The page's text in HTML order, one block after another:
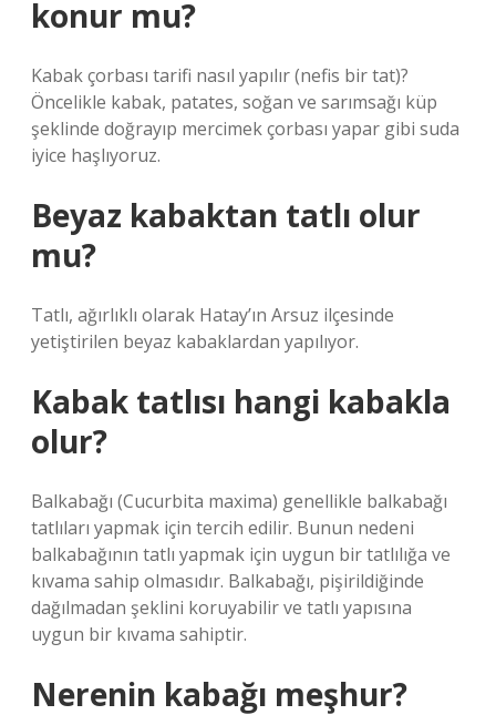
konur mu?
Kabak çorbası tarifi nasıl yapılır (nefis bir tat)?
Öncelikle kabak, patates, soğan ve sarımsağı küp
şeklinde doğrayıp mercimek çorbası yapar gibi suda
iyice haşlıyoruz.
Beyaz kabaktan tatlı olur
mu?
Tatlı, ağırlıklı olarak Hatay’ın Arsuz ilçesinde
yetiştirilen beyaz kabaklardan yapılıyor.
Kabak tatlısı hangi kabakla
olur?
Balkabağı (Cucurbita maxima) genellikle balkabağı
tatlıları yapmak için tercih edilir. Bunun nedeni
balkabağının tatlı yapmak için uygun bir tatlılığa ve
kıvama sahip olmasıdır. Balkabağı, pişirildiğinde
dağılmadan şeklini koruyabilir ve tatlı yapısına
uygun bir kıvama sahiptir.
Nerenin kabağı meşhur?